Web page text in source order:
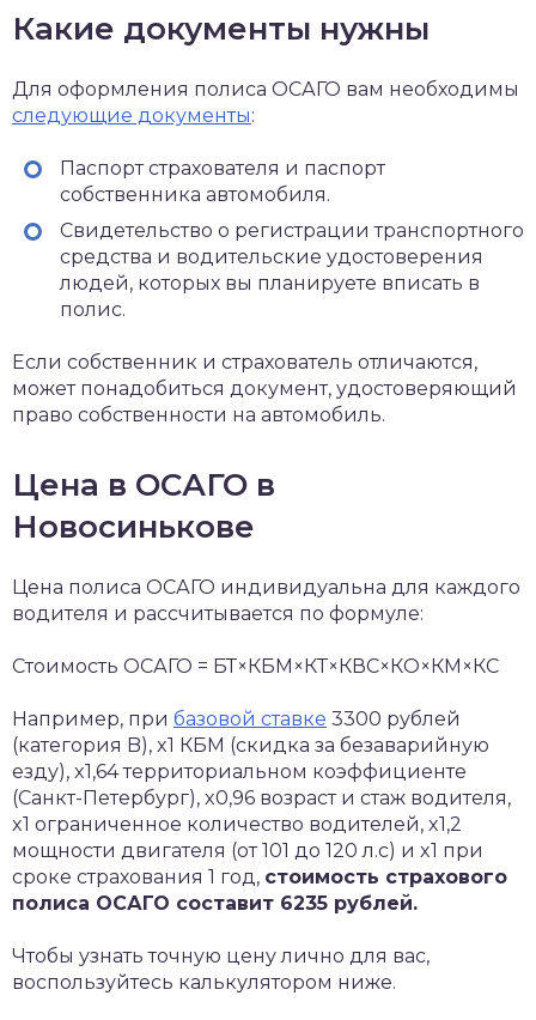
Какие документы нужны
Для оформления полиса ОСАГО вам необходимы
следующие документы:
Паспорт страхователя и паспорт
собственника автомобиля.
Свидетельство о регистрации транспортного
средства и водительские удостоверения
людей, которых вы планируете вписать в
полис.
Если собственник и страхователь отличаются,
может понадобиться документ, удостоверяющий
право собственности на автомобиль.
Цена в ОСАГО в
Новосинькове
Цена полиса ОСАГО индивидуальна для каждого
водителя и рассчитывается по формуле:
Стоимость ОСАГО = БТ×КБМ×КТ×КВС×КО×КМ×КС
Например, при базовой ставке 3300 рублей
(категория B), x1 КБМ (скидка за безаварийную
езду), x1,64 территориальном коэффициенте
(Санкт-Петербург), x0,96 возраст и стаж водителя,
x1 ограниченное количество водителей, x1,2
мощности двигателя (от 101 до 120 л.с) и x1 при
сроке страхования 1 год, стоимость страхового
полиса ОСАГО составит 6235 рублей.
Чтобы узнать точную цену лично для вас,
воспользуйтесь калькулятором ниже.